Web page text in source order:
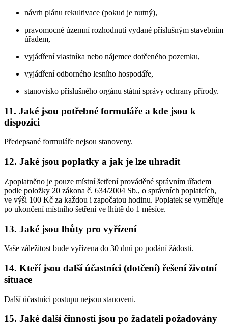
návrh plánu rekultivace (pokud je nutný),
pravomocné územní rozhodnutí vydané příslušným stavebním
úřadem,
vyjádření vlastníka nebo nájemce dotčeného pozemku,
vyjádření odborného lesního hospodáře,
stanovisko příslušného orgánu státní správy ochrany přírody.
11. Jaké jsou potřebné formuláře a kde jsou k
dispozici
Předepsané formuláře nejsou stanoveny.
12. Jaké jsou poplatky a jak je lze uhradit
Zpoplatněno je pouze místní šetření prováděné správním úřadem
podle položky 20 zákona č. 634/2004 Sb., o správních poplatcích,
ve výši 100 Kč za každou i započatou hodinu. Poplatek se vyměřuje
po ukončení místního šetření ve lhůtě do 1 měsíce.
13. Jaké jsou lhůty pro vyřízení
Vaše záležitost bude vyřízena do 30 dnů po podání žádosti.
14. Kteří jsou další účastníci (dotčení) řešení životní
situace
Další účastníci postupu nejsou stanoveni.
15. Jaké další činnosti jsou po žadateli požadovány